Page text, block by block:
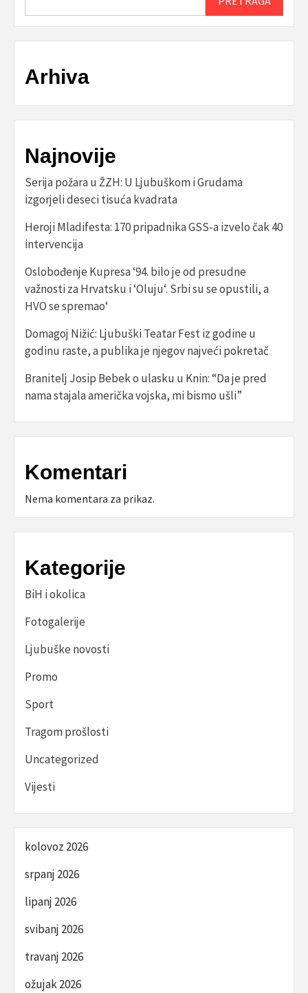
Arhiva
Najnovije
Serija požara u ŽZH: U Ljubuškom i Grudama
izgorjeli deseci tisuća kvadrata
Heroji Mladifesta: 170 pripadnika GSS-a izvelo čak 40
intervencija
Oslobođenje Kupresa ‘94. bilo je od presudne
važnosti za Hrvatsku i ‘Oluju‘. Srbi su se opustili, a
HVO se spremao‘
Domagoj Nižić: Ljubuški Teatar Fest iz godine u
godinu raste, a publika je njegov najveći pokretač
Branitelj Josip Bebek o ulasku u Knin: “Da je pred
nama stajala američka vojska, mi bismo ušli”
Komentari
Nema komentara za prikaz.
Kategorije
BiH i okolica
Fotogalerije
Ljubuške novosti
Promo
Sport
Tragom prošlosti
Uncategorized
Vijesti
kolovoz 2026
srpanj 2026
lipanj 2026
svibanj 2026
travanj 2026
ožujak 2026